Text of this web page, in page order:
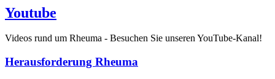
Youtube
Videos rund um Rheuma - Besuchen Sie unseren YouTube-Kanal!
Herausforderung Rheuma